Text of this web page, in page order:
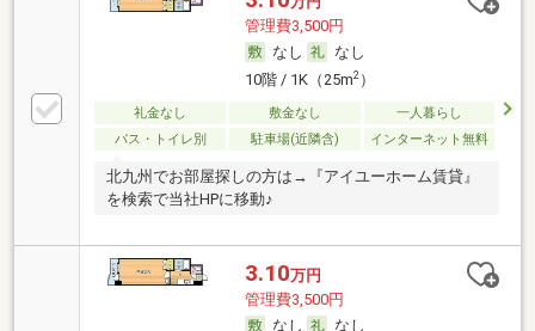
管理費3,500円
なし
なし
10階 / 1K（25m2）
礼金なし 敷金なし
一人暮らし
バス・トイレ別
駐車場(近隣含) インターネット無料
北九州でお部屋探しの方は→『アイユーホーム賃貸』
を検索で当社HPに移動♪
3.10万円
管理費3,500円
なし
なし